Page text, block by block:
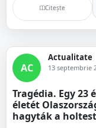
Citește
AC
Actualitate
13 septembrie
Tragédia. Egy 23
életét
hagyták a